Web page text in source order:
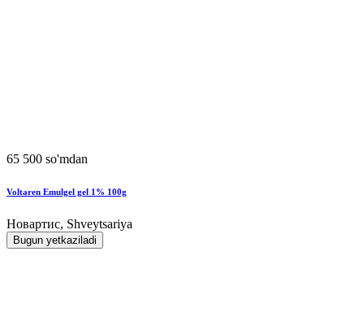
65 500 so'mdan
Voltaren Emulgel gel 1% 100g
Новартис, Shveytsariya
Bugun yetkaziladi